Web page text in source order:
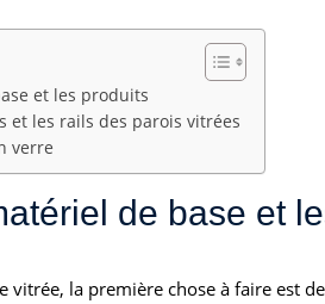
et les produits
et les rails des parois vitrées
verre
de base et
vitrée, la première chose à faire est